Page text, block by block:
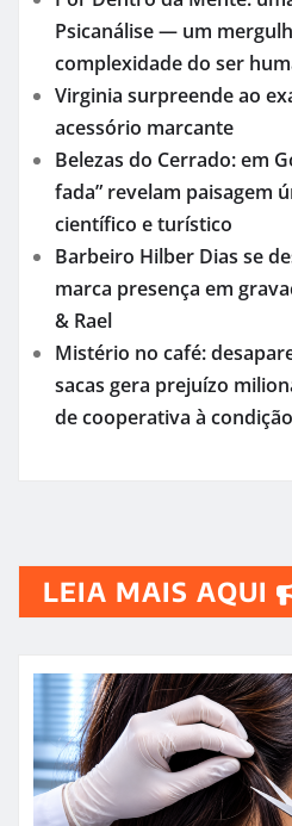
Psicanálise — um
complexidade do ser
Virginia surpreende ao
acessório marcante
Belezas do Cerrado: em
fada” revelam paisagem
científico e turístico
Barbeiro Hilber Dias se
marca presença em
& Rael
Mistério no café:
sacas gera prejuízo
de cooperativa à
LEIA MAIS AQUI